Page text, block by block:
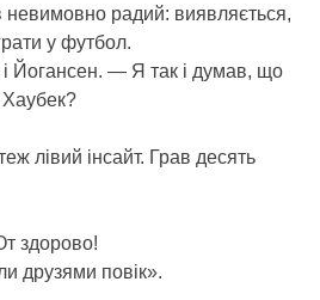
радий: виявляється,
у футбол.
Йогансен. — Я так і думав, що
лівий інсайт. Грав десять
здорово!
друзями повік».